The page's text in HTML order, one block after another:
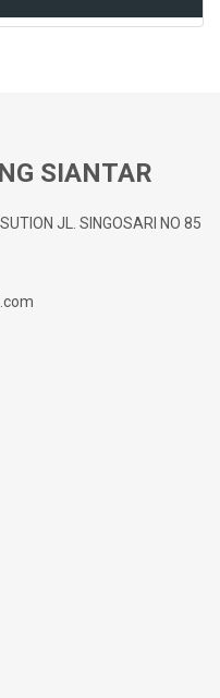
SIANTAR
JL. SINGOSARI NO 85